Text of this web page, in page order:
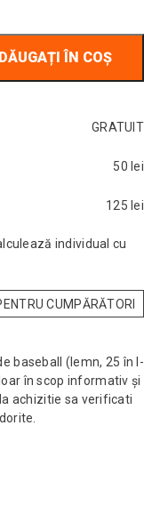
ÎN COȘ
GRATUIT
50 lei
125 lei
individual cu
CUMPĂRĂTORI
baseball (lemn, 25 în l-
în scop informativ și
achizitie sa verificati